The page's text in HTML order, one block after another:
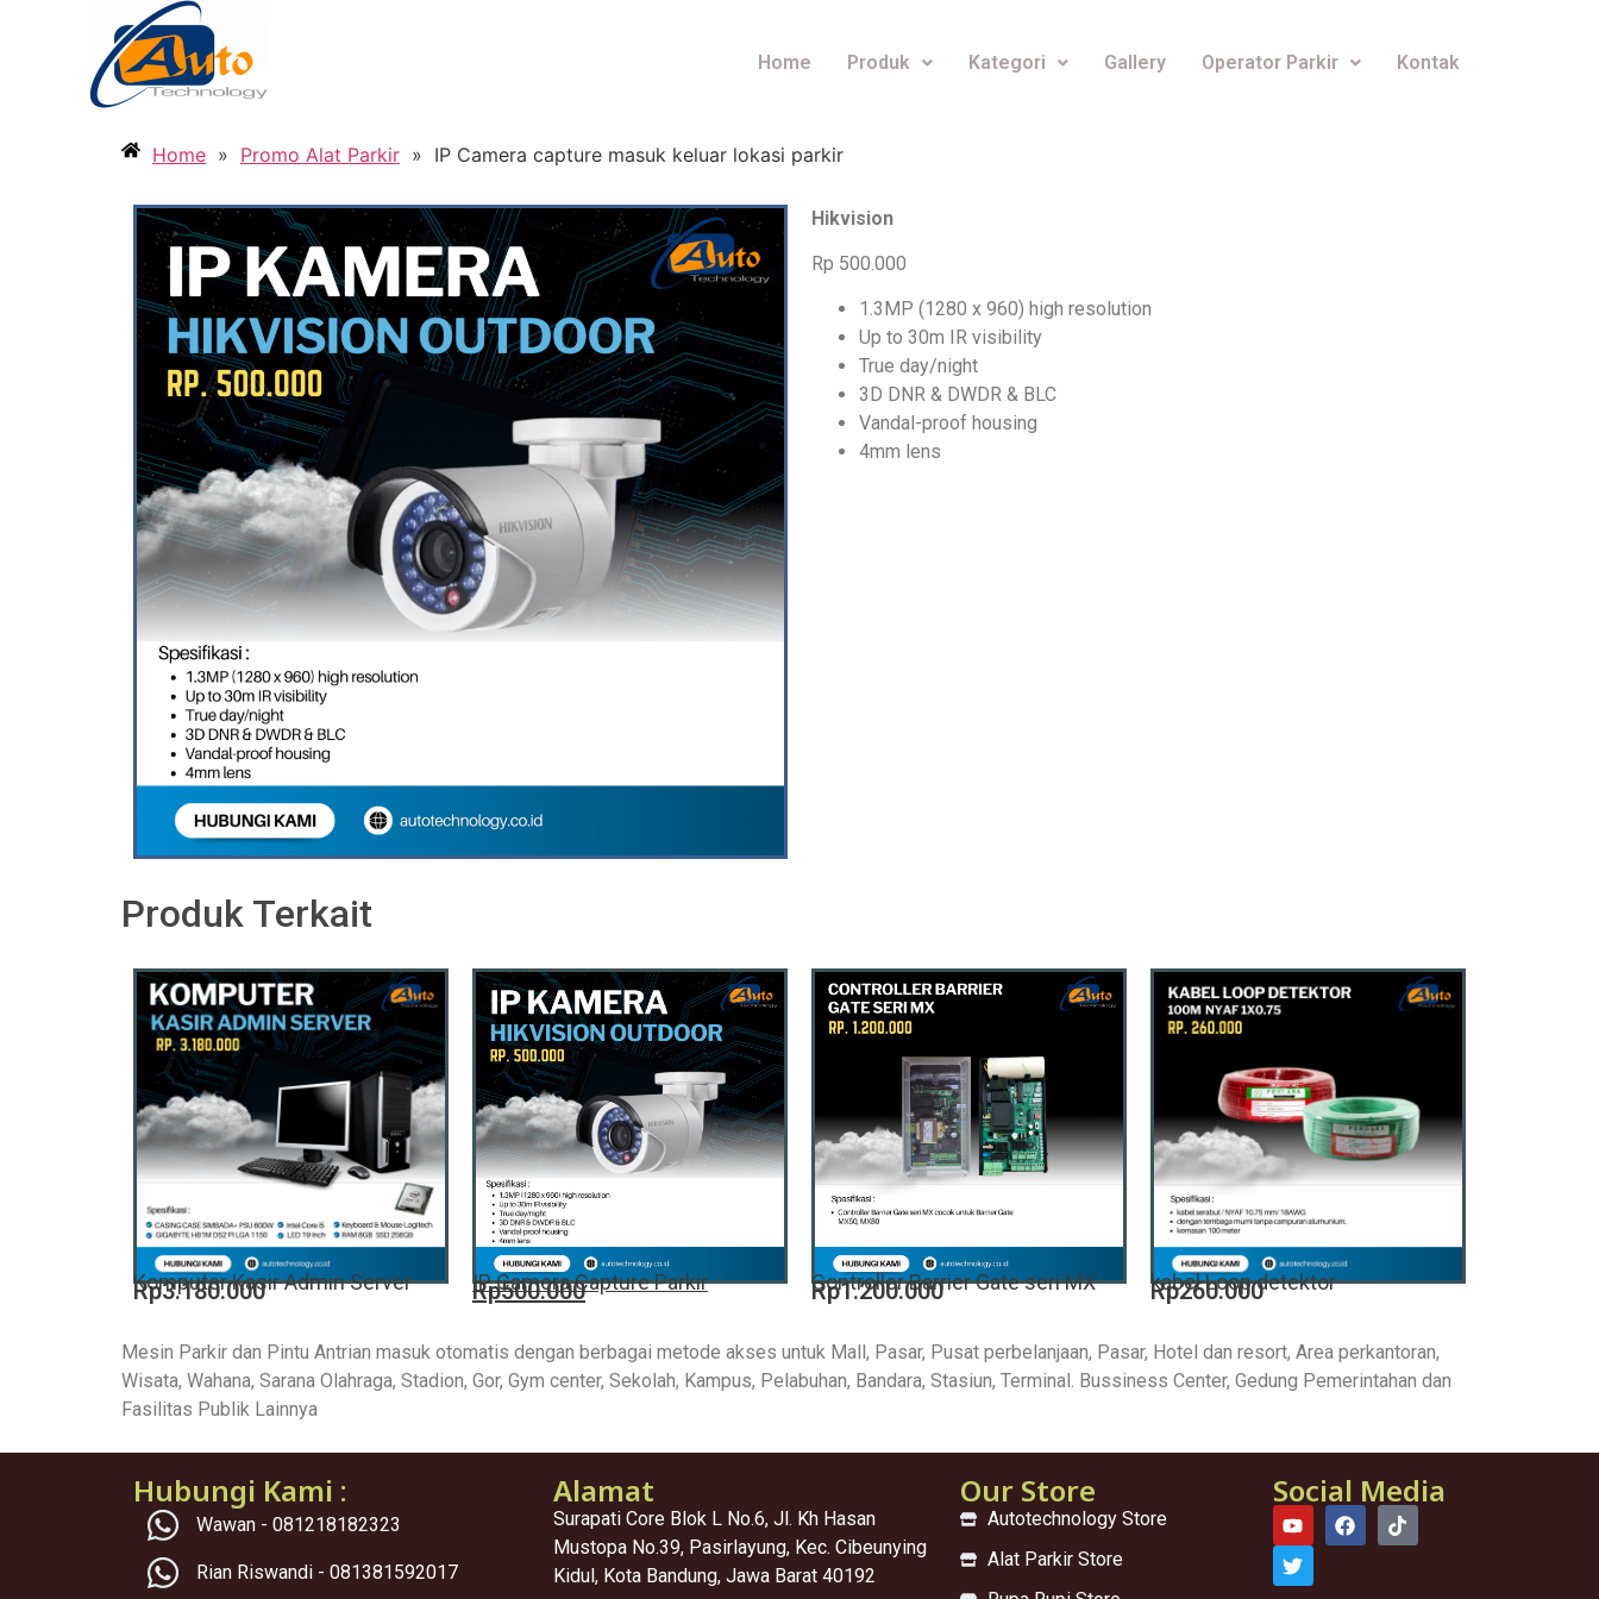
Home Produk Kategori Gallery Operator Parkir Kontak
Home » Promo Alat Parkir » IP Camera capture masuk keluar lokasi parkir
Hikvision
Rp 500.000
1.3MP (1280 x 960) high resolution
Up to 30m IR visibility
True day/night
3D DNR & DWDR & BLC
Vandal-proof housing
4mm lens
Produk Terkait
Komputer Kasir Admin Server
Rp3.180.000 IP Camera Capture Parkir
Rp500.000 Controller Barrier Gate seri MX
Rp1.200.000 kabel Loop detektor
Rp260.000
Mesin Parkir dan Pintu Antrian masuk otomatis dengan berbagai metode akses untuk Mall, Pasar, Pusat perbelanjaan, Pasar, Hotel dan resort, Area perkantoran,
Wisata, Wahana, Sarana Olahraga, Stadion, Gor, Gym center, Sekolah, Kampus, Pelabuhan, Bandara, Stasiun, Terminal. Bussiness Center, Gedung Pemerintahan dan
Fasilitas Publik Lainnya
Hubungi Kami :
Wawan - 081218182323
Rian Riswandi - 081381592017
Alamat
Surapati Core Blok L No.6, Jl. Kh Hasan
Mustopa No.39, Pasirlayung, Kec. Cibeunying
Kidul, Kota Bandung, Jawa Barat 40192
Our Store
Autotechnology Store
Alat Parkir Store
Social Media